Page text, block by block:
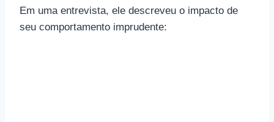
Em uma entrevista, ele descreveu o impacto de
seu comportamento imprudente: